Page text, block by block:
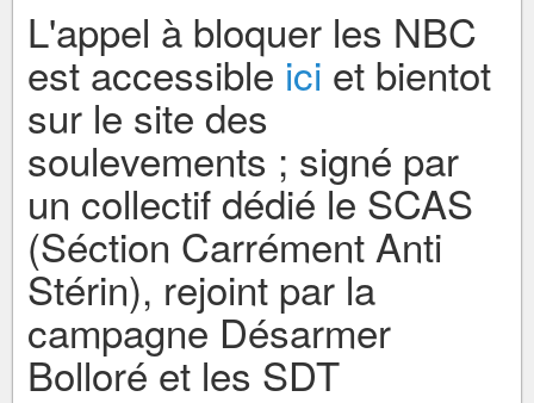
L'appel à bloquer les NBC
est accessible ici et bientot
sur le site des
soulevements ; signé par
un collectif dédié le SCAS
(Séction Carrément Anti
Stérin), rejoint par la
campagne Désarmer
Bolloré et les SDT